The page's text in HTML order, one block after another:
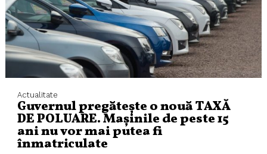
Actualitate
Guvernul pregătește o nouă TAXĂ
DE POLUARE. Mașinile de peste 15
ani nu vor mai putea fi
înmatriculate